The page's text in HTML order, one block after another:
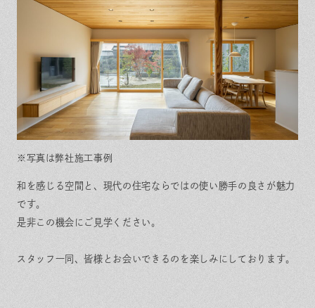
※写真は弊社施工事例
和を感じる空間と、現代の住宅ならではの使い勝手の良さが魅力
です。
是非この機会にご見学ください。
スタッフ一同、皆様とお会いできるのを楽しみにしております。